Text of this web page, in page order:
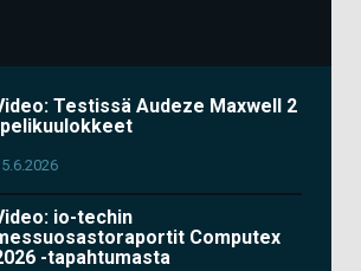
Testissä Audeze Maxwell 2
io-techin
Computex
-tapahtumasta